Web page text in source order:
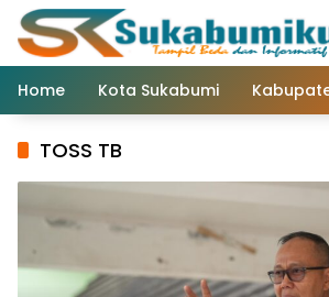
Langsung
konten
Home
Kota Sukabumi
TOSS TB